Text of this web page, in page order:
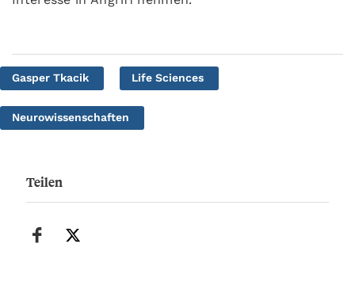
Gasper Tkacik Life Sciences
Neurowissenschaften
Teilen